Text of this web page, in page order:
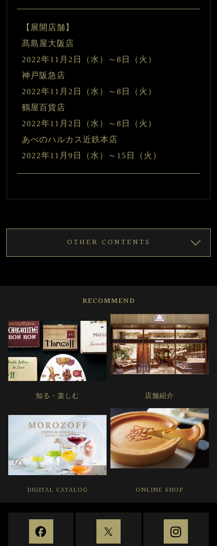
【展開店舗】
髙島屋大阪店
2022年11月2日（水）～8日（火）
神戸阪急店
2022年11月2日（水）～8日（火）
鶴屋百貨店
2022年11月2日（水）～8日（火）
あべのハルカス近鉄本店
OTHER CONTENTS
RECOMMEND
知る・楽しむ 店舗紹介
DIGITAL CATALOG ONLINE SHOP